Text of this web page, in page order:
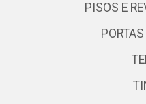
PISOS E